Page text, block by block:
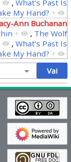
,What's Past Is
My Hand? +
Ann Buchanan
+ , The Wolf
,What's Past Is
My Hand? +